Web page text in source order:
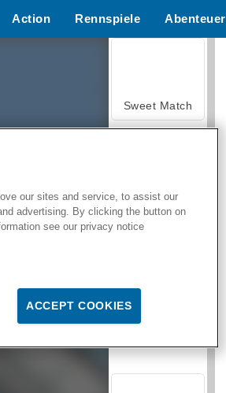
Action Rennspiele Abenteuer
Sweet Match
Zen Solitaire
our sites and service, to assist our
advertising. By clicking the button on
see our privacy notice
ACCEPT COOKIES